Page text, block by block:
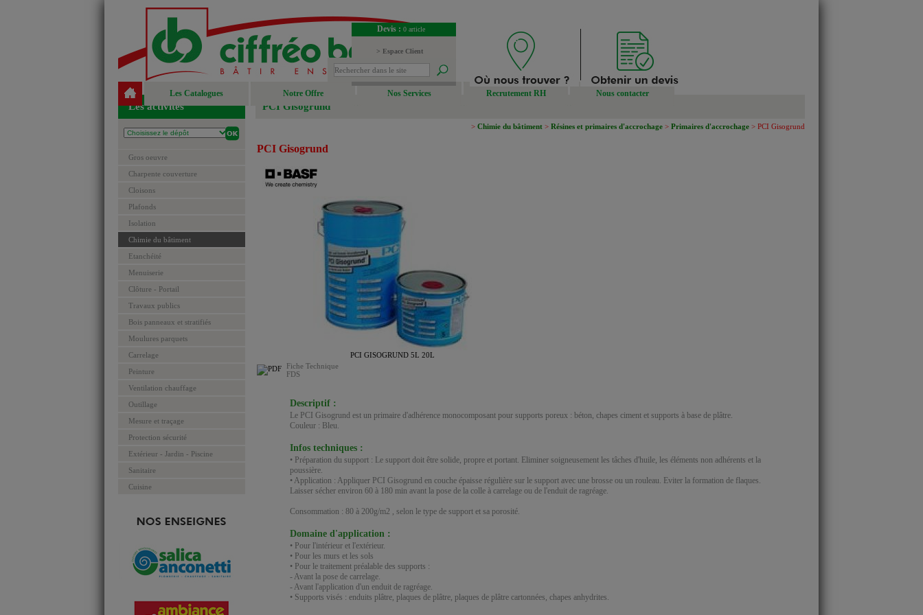
Devis : 0 article
> Espace Client
> Espace Fournisseur
Les Catalogues Notre Offre Nos Services Recrutement RH Nous contacter
Les activités
Gros oeuvre
Charpente couverture
Cloisons
Plafonds
Isolation
Chimie du bâtiment
Etanchéité
Menuiserie
Clôture - Portail
Travaux publics
Bois panneaux et stratifiés
Moulures parquets
Carrelage
Peinture
Ventilation chauffage
Outillage
Mesure et traçage
Protection sécurité
Extérieur - Jardin - Piscine
Sanitaire
Cuisine
PCI Gisogrund
> Chimie du bâtiment > Résines et primaires d'accrochage > Primaires d'accrochage > PCI Gisogrund
PCI Gisogrund
PCI GISOGRUND 5L 20L
Fiche Technique
FDS
Descriptif :
Le PCI Gisogrund est un primaire d'adhérence monocomposant pour supports poreux : béton, chapes ciment et supports à base de plâtre.
Couleur : Bleu.
Infos techniques :
• Préparation du support : Le support doit être solide, propre et portant. Eliminer soigneusement les tâches d'huile, les éléments non adhérents et la
poussière.
• Application : Appliquer PCI Gisogrund en couche épaisse régulière sur le support avec une brosse ou un rouleau. Eviter la formation de flaques.
Laisser sécher environ 60 à 180 min avant la pose de la colle à carrelage ou de l'enduit de ragréage.
Consommation : 80 à 200g/m2 , selon le type de support et sa porosité.
Domaine d'application :
• Pour l'intérieur et l'extérieur.
• Pour les murs et les sols
• Pour le traitement préalable des supports :
- Avant la pose de carrelage.
- Avant l'application d'un enduit de ragréage.
• Supports visés : enduits plâtre, plaques de plâtre, plaques de plâtre cartonnées, chapes anhydrites.